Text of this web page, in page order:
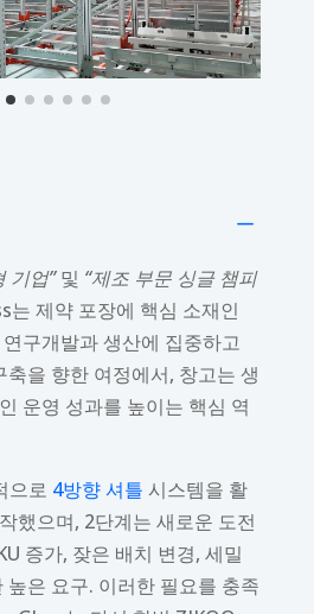
K
기업”및 “제조 부문 싱글 챔피
는 제약 포장에 핵심 소재인
구개발과 생산에 집중하고
을 향한 여정에서, 창고는 생
운영 성과를 높이는 핵심 역
으로 4방향 셔틀 시스템을 활
했으며, 2단계는 새로운 도전
증가, 잦은 배치 변경, 세밀
높은 요구. 이러한 필요를 충족